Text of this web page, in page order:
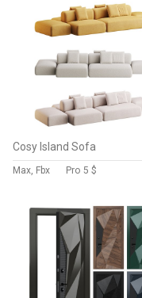
Cosy Island Sofa
Max, Fbx Pro 5 $